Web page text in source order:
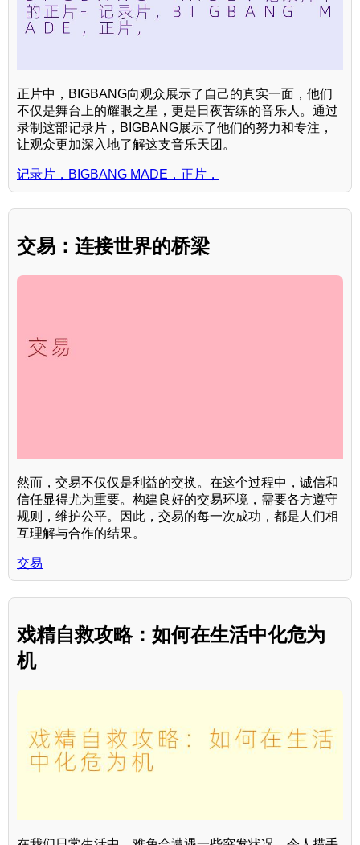
正片中，BIGBANG向观众展示了自己的真实一面，他们
不仅是舞台上的耀眼之星，更是日夜苦练的音乐人。通过
录制这部记录片，BIGBANG展示了他们的努力和专注，
让观众更加深入地了解这支音乐天团。
记录片，BIGBANG MADE，正片，
交易：连接世界的桥梁
然而，交易不仅仅是利益的交换。在这个过程中，诚信和
信任显得尤为重要。构建良好的交易环境，需要各方遵守
规则，维护公平。因此，交易的每一次成功，都是人们相
互理解与合作的结果。
交易
戏精自救攻略：如何在生活中化危为
机